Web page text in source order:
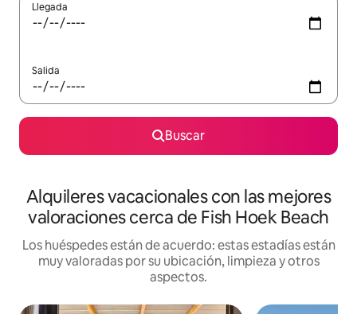
Llegada
Salida
Buscar
Alquileres vacacionales con las mejores
valoraciones cerca de Fish Hoek Beach
Los huéspedes están de acuerdo: estas estadías están
muy valoradas por su ubicación, limpieza y otros
aspectos.